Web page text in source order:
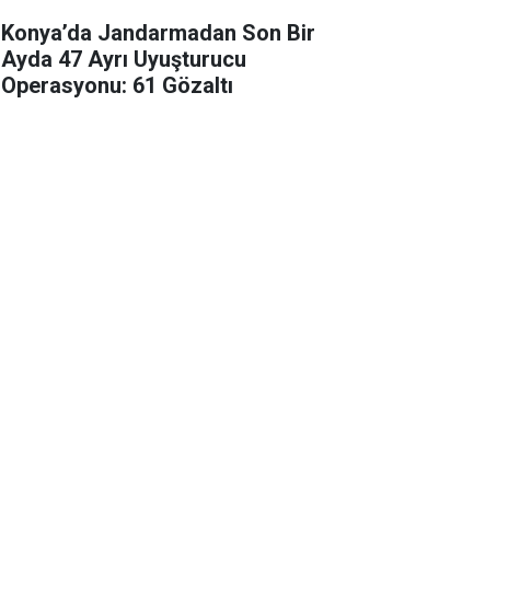
Konya’da Jandarmadan Son Bir
Ayda 47 Ayrı Uyuşturucu
Operasyonu: 61 Gözaltı